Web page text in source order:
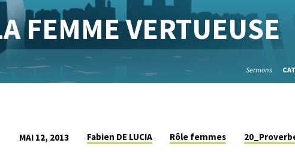
FEMME VERTUEUSE
Sermons
MAI 12, 2013 Fabien DE LUCIA Rôle femmes